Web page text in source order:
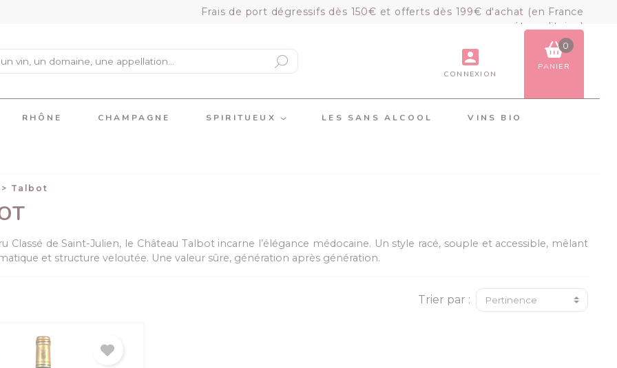
Frais de port dégressifs dès 150€ et offerts dès 199€ d'achat (en France
métropolitaine)
CONNEXION
0
PANIER
VOIR LE PANIER COMMANDER
RHÔNE CHAMPAGNE SPIRITUEUX LES SANS ALCOOL VINS BIO
Talbot
Classé de Saint-Julien, le Château Talbot incarne l’élégance médocaine. Un style racé, souple et accessible, mêlant
et structure veloutée. Une valeur sûre, génération après génération.
Trier par :